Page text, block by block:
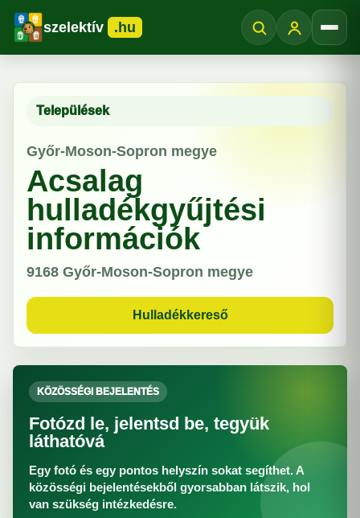
szelektív .hu
Települések
Győr-Moson-Sopron megye
Acsalag
hulladékgyűjtési
információk
9168 Győr-Moson-Sopron megye
Hulladékkereső
KÖZÖSSÉGI BEJELENTÉS
Fotózd le, jelentsd be, tegyük
láthatóvá
Egy fotó és egy pontos helyszín sokat segíthet. A
közösségi bejelentésekből gyorsabban látszik, hol
van szükség intézkedésre.